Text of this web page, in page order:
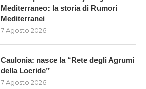
Mediterraneo: la storia di Rumori
Mediterranei
7 Agosto 2026
Caulonia: nasce la “Rete degli Agrumi
della Locride”
7 Agosto 2026